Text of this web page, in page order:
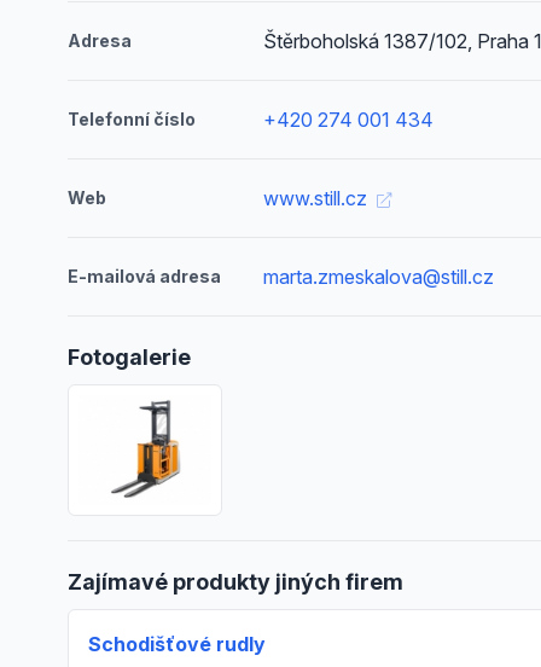
Adresa Štěrboholská 1387/102, Praha
Telefonní číslo +420 274 001 434
Web www.still.cz
E-mailová adresa marta.zmeskalova@still.cz
Fotogalerie
Zajímavé produkty jiných firem
Schodišťové rudly